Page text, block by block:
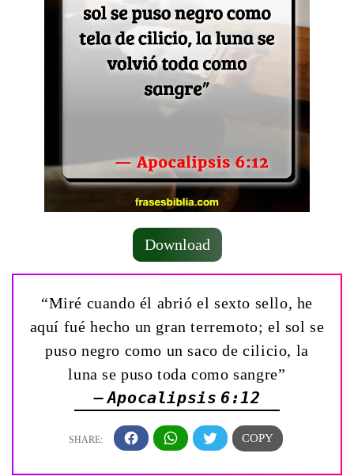
Download
“Miré cuando él abrió el sexto sello, he
aquí fué hecho un gran terremoto; el sol se
puso negro como un saco de cilicio, la
luna se puso toda como sangre”
— Apocalipsis 6:12